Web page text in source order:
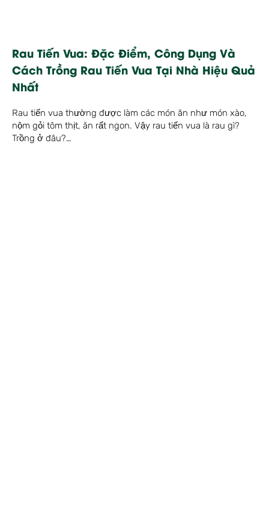
Rau Tiến Vua: Đặc Điểm, Công Dụng Và
Cách Trồng Rau Tiến Vua Tại Nhà Hiệu Quả
Nhất
Rau tiến vua thường được làm các món ăn như món xào,
nộm gỏi tôm thịt, ăn rất ngon. Vậy rau tiến vua là rau gì?
Trồng ở đâu?…